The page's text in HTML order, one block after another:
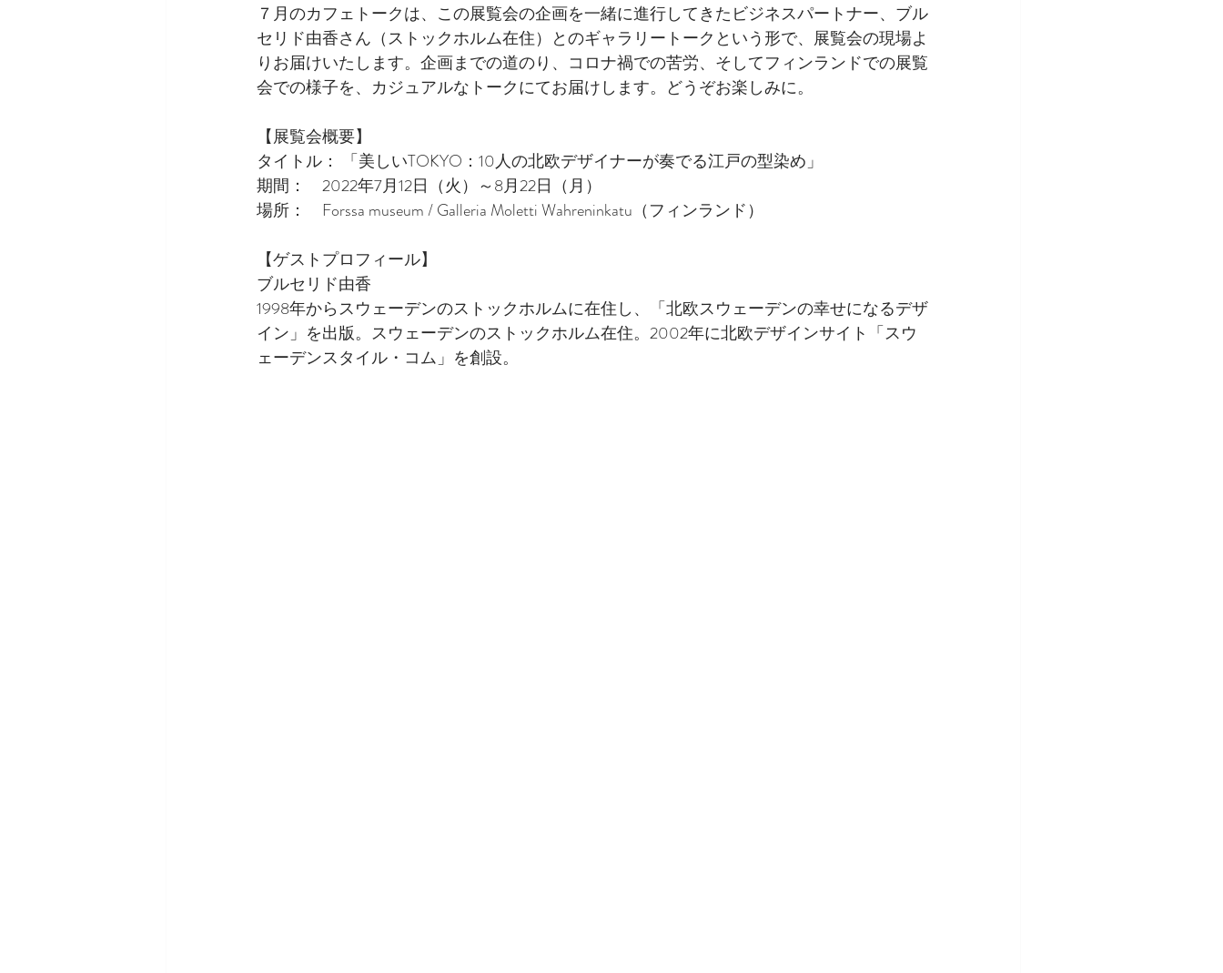
７月のカフェトークは、この展覧会の企画を一緒に進行してきたビジネスパートナー、ブル
セリド由香さん（ストックホルム在住）とのギャラリートークという形で、展覧会の現場よ
りお届けいたします。企画までの道のり、コロナ禍での苦労、そしてフィンランドでの展覧
会での様子を、カジュアルなトークにてお届けします。どうぞお楽しみに。
【展覧会概要】
タイトル： 「美しいTOKYO：10人の北欧デザイナーが奏でる江戸の型染め」
期間：　2022年7月12日（火）～8月22日（月）
場所：　Forssa museum / Galleria Moletti Wahreninkatu（フィンランド）
【ゲストプロフィール】
ブルセリド由香
1998年からスウェーデンのストックホルムに在住し、「北欧スウェーデンの幸せになるデザ
イン」を出版。スウェーデンのストックホルム在住。2002年に北欧デザインサイト「スウ
ェーデンスタイル・コム」を創設。